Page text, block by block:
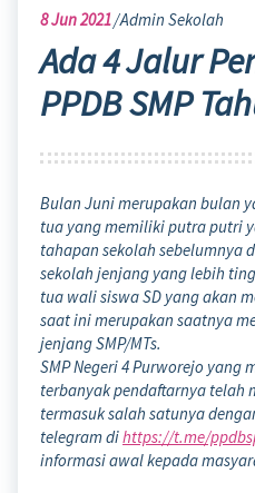
8Jun 2021 Admin Sekolah
Ada 4 Jalur
PPDB SMP
Bulan Juni merupakan bulan
tua yang memiliki putra putri
tahapan sekolah sebelumnya
sekolah jenjang yang lebih
tua wali siswa SD yang akan
saat ini merupakan saatnya
jenjang SMP/MTs.
SMP Negeri 4 Purworejo yang
terbanyak pendaftarnya telah
termasuk salah satunya
telegram dihttps://t.me/
informasi awal kepada